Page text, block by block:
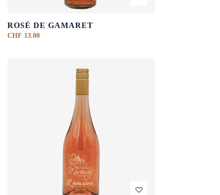
ROSÉ DE GAMARET
CHF 13.00